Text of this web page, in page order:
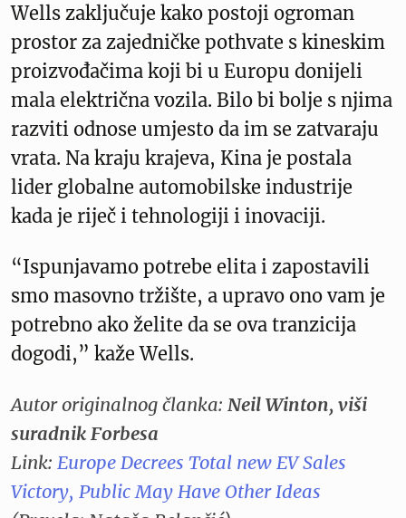
Wells zaključuje kako postoji ogroman
prostor za zajedničke pothvate s kineskim
proizvođačima koji bi u Europu donijeli
mala električna vozila. Bilo bi bolje s njima
razviti odnose umjesto da im se zatvaraju
vrata. Na kraju krajeva, Kina je postala
lider globalne automobilske industrije
kada je riječ i tehnologiji i inovaciji.
“Ispunjavamo potrebe elita i zapostavili
smo masovno tržište, a upravo ono vam je
potrebno ako želite da se ova tranzicija
dogodi,” kaže Wells.
Autor originalnog članka: Neil Winton, viši
suradnik Forbesa
Link: Europe Decrees Total new EV Sales
Victory, Public May Have Other Ideas